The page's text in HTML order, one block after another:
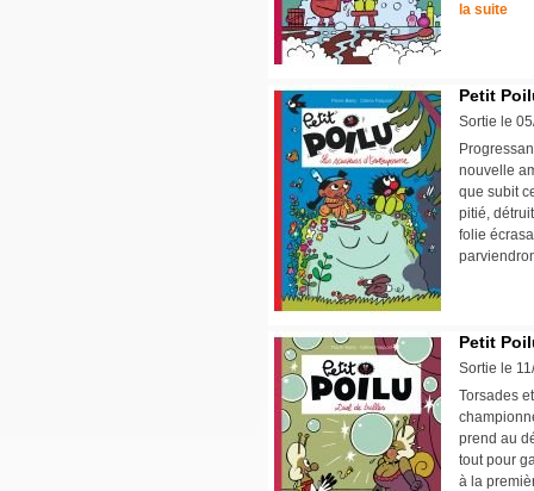
la suite
Petit
Sortie le
nouvelle
que subit
pitié,
folie
Petit
Sortie le
Torsades
prend au
tout pour
à la